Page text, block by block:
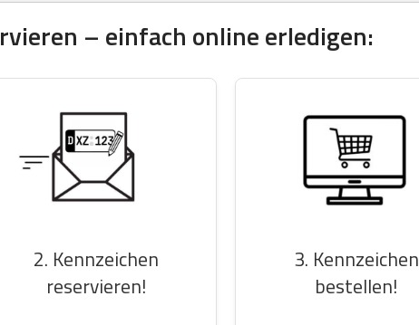
– einfach online erledigen:
2. Kennzeichen
reservieren!
3. Kennzeichen
bestellen!